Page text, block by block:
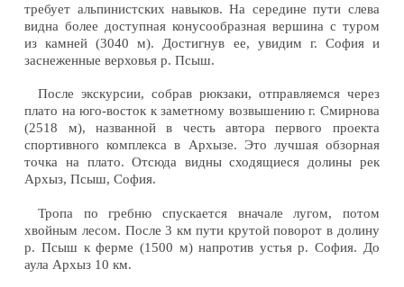
требует альпинистских навыков. На середине пути слева
видна более доступная конусообразная вершина с туром
из камней (3040 м). Достигнув ее, увидим г. София и
заснеженные верховья р. Псыш.
После экскурсии, собрав рюкзаки, отправляемся через
плато на юго-восток к заметному возвышению г. Смирнова
(2518 м), названной в честь автора первого проекта
спортивного комплекса в Архызе. Это лучшая обзорная
точка на плато. Отсюда видны сходящиеся долины рек
Архыз, Псыш, София.
Тропа по гребню спускается вначале лугом, потом
хвойным лесом. После 3 км пути крутой поворот в долину
р. Псыш к ферме (1500 м) напротив устья р. София. До
аула Архыз 10 км.